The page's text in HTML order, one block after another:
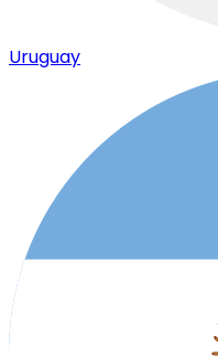
Uruguay